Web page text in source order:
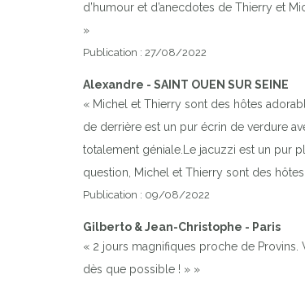
d’humour et d’anecdotes de Thierry et
»
Publication : 27/08/2022
Alexandre - SAINT OUEN SUR SEINE
« Michel et Thierry sont des hôtes
de derrière est un pur écrin de verdure
totalement géniale.Le jacuzzi est un pur
question, Michel et Thierry sont des
Publication : 09/08/2022
Gilberto & Jean-Christophe - Paris
« 2 jours magnifiques proche de
dès que possible ! » »